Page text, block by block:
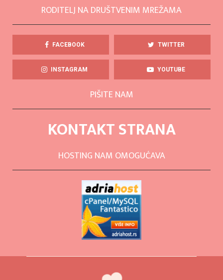
RODITELJ NA DRUŠTVENIM MREŽAMA
FACEBOOK TWITTER
INSTAGRAM YOUTUBE
PIŠITE NAM
KONTAKT STRANA
HOSTING NAM OMOGUĆAVA